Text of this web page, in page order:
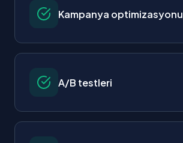
Kampanya optimizasyonu
A/B testleri